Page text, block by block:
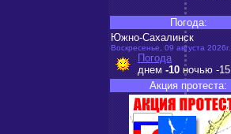
Погода:
Южно-Сахалинск
Воскресенье, 09 августа 2026г.
Погода
днем -10 ночью -15
Акция протеста: